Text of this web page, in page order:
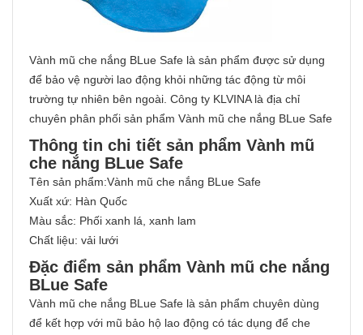
Vành mũ che nắng BLue Safe là sản phẩm được sử dụng
để bảo vệ người lao động khỏi những tác động từ môi
trường tự nhiên bên ngoài. Công ty KLVINA là địa chỉ
chuyên phân phối sản phẩm Vành mũ che nắng BLue Safe
Thông tin chi tiết sản phẩm Vành mũ
che nắng BLue Safe
Tên sản phẩm:Vành mũ che nắng BLue Safe
Xuất xứ: Hàn Quốc
Màu sắc: Phối xanh lá, xanh lam
Chất liệu: vải lưới
Đặc điểm sản phẩm Vành mũ che nắng
BLue Safe
Vành mũ che nắng BLue Safe là sản phẩm chuyên dùng
để kết hợp với mũ bảo hộ lao động có tác dụng để che